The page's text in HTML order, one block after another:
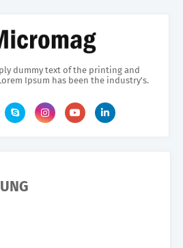
dummy text of the printing and
Ipsum has been the industry's.